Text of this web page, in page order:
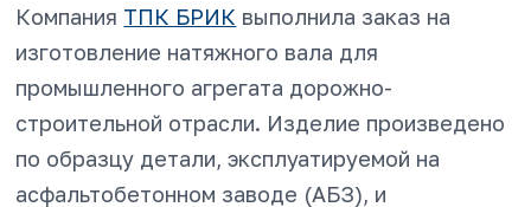
Компания ТПК БРИК выполнила заказ на
изготовление натяжного вала для
промышленного агрегата дорожно-
строительной отрасли. Изделие произведено
по образцу детали, эксплуатируемой на
асфальтобетонном заводе (АБЗ), и